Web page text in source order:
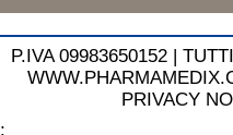
P.IVA 09983650152 |
PRIVACY
;